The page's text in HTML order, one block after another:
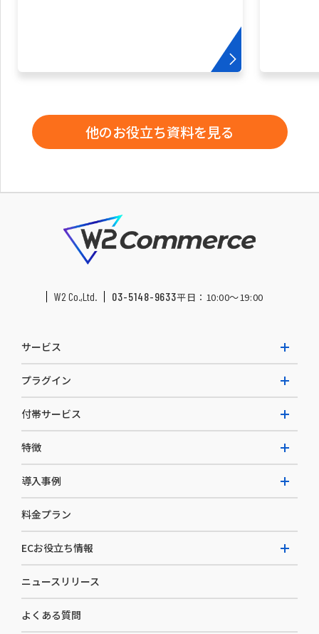
他のお役立ち資料を見る
W2 Co.,Ltd. 03-5148-9633平日：10:00〜19:00
サービス
W2 Commerce Repeat
W2 Commerce BtoB
W2 Commerce Asia
プラグイン
AI buddy
付帯サービス
EC運用構築支援・運用支援
カスタマーサクセス
セキュリティ
デザイン制作
コンサルティング
特徴
選ばれる理由
開発体制
導入事例
導入企業一覧
料金プラン
ECお役立ち情報
お役立ち資料
ニュースリリース
よくある質問